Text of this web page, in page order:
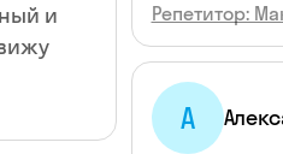
и
Репетитор:
А